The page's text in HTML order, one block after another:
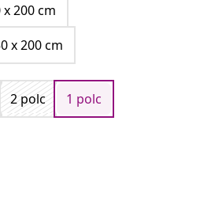
x 200 cm
x 200 cm
2 polc 1 polc